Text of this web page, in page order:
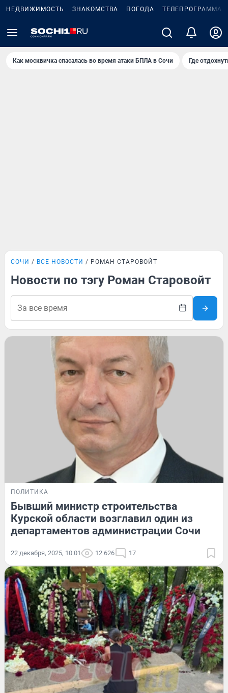
НЕДВИЖИМОСТЬ ЗНАКОМСТВА ПОГОДА ТЕЛЕПРОГРАММА
Как москвичка спасалась во время атаки БПЛА в Сочи Где
СОЧИ ВСЕ НОВОСТИ РОМАН СТАРОВОЙТ
Новости по тэгу Роман Старовойт
ПОЛИТИКА
Бывший министр строительства
Курской области возглавил один из
департаментов администрации Сочи
22 декабря, 2025, 10:01 12 626 17